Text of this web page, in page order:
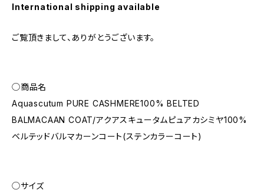
International shipping available
ご覧頂きまして、ありがとうございます。
◯商品名
Aquascutum PURE CASHMERE100% BELTED
BALMACAAN COAT/アクアスキュータムピュアカシミヤ100%
ベルテッドバルマカーンコート(ステンカラーコート)
◯サイズ